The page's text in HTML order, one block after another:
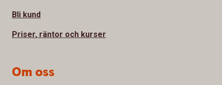
Bli kund
Priser, räntor och kurser
Om oss